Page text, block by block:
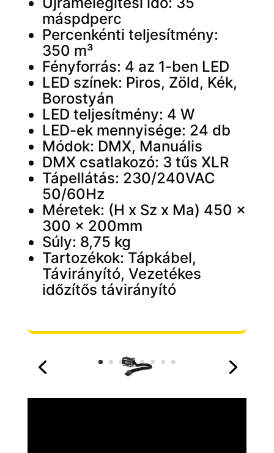
máspdperc
Percenkénti teljesítmény:
350 m³
Fényforrás: 4 az 1-ben LED
LED színek: Piros, Zöld, Kék,
Borostyán
LED teljesítmény: 4 W
LED-ek mennyisége: 24 db
Módok: DMX, Manuális
DMX csatlakozó: 3 tűs XLR
Tápellátás: 230/240VAC
50/60Hz
Méretek: (H x Sz x Ma) 450 x
300 x 200mm
Súly: 8,75 kg
Tartozékok: Tápkábel,
Távirányító, Vezetékes
időzítős távirányító